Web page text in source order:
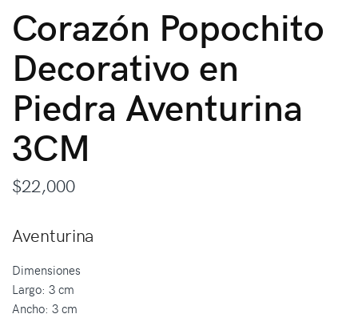
Corazón Popochito
Decorativo en
Piedra Aventurina
3CM
$22,000
Aventurina
Dimensiones
Largo: 3 cm
Ancho: 3 cm